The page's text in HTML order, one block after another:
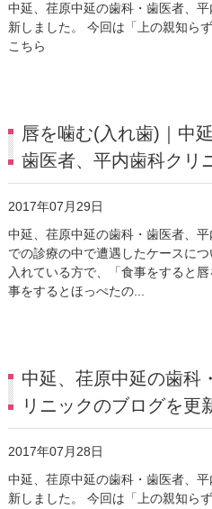
中延、荏原中延の歯科・歯医者、
新しました。 今回は「上の親知ら
こちら
唇を噛む(入れ歯)｜中
歯医者、平内歯科クリ
2017年07月29日
中延、荏原中延の歯科・歯医者、
での診療の中で遭遇したケースに
入れている方で、「食事をすると
事をするとほっぺたの...
中延、荏原中延の歯科
リニックのブログを更
2017年07月28日
中延、荏原中延の歯科・歯医者、
新しました。 今回は「上の親知ら